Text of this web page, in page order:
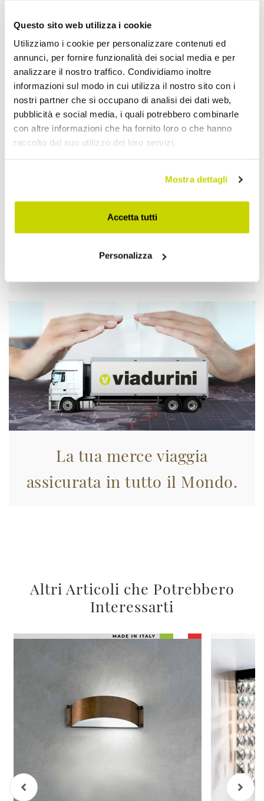
Questo sito web utilizza i cookie
Utilizziamo i cookie per personalizzare contenuti ed
annunci, per fornire funzionalità dei social media e per
analizzare il nostro traffico. Condividiamo inoltre
informazioni sul modo in cui utilizza il nostro sito con i
nostri partner che si occupano di analisi dei dati web,
pubblicità e social media, i quali potrebbero combinarle
con altre informazioni che ha fornito loro o che hanno
raccolto dal suo utilizzo dei loro servizi.
Mostra dettagli
Accetta tutti
Personalizza
Approfittane subito!
La tua merce viaggia
assicurata in tutto il Mondo.
Altri Articoli che Potrebbero
Interessarti